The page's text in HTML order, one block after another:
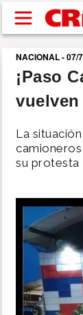
Pasar al
SUCESOS
NACIONAL
SHOW
DEPORTES
MUNDO
NACIONAL - 07/
¡Paso
La
su protesta